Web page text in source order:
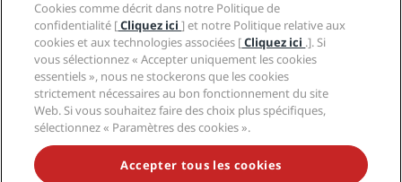
Approvisionnement
NE MANQUEZ AUCUNE DE NOS OFFRES LES PLUS
POPULAIRES
Cookies comme décrit dans notre Politique de
confidentialité [Cliquez ici] et notre Politique relative aux
cookies et aux technologies associées [Cliquez ici .]. Si
vous sélectionnez « Accepter uniquement les cookies
essentiels », nous ne stockerons que les cookies
strictement nécessaires au bon fonctionnement du site
Web. Si vous souhaitez faire des choix plus spécifiques,
sélectionnez « Paramètres des cookies ».
Accepter tous les cookies